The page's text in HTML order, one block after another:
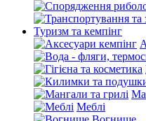
Туризм та кемпінг
Меблі